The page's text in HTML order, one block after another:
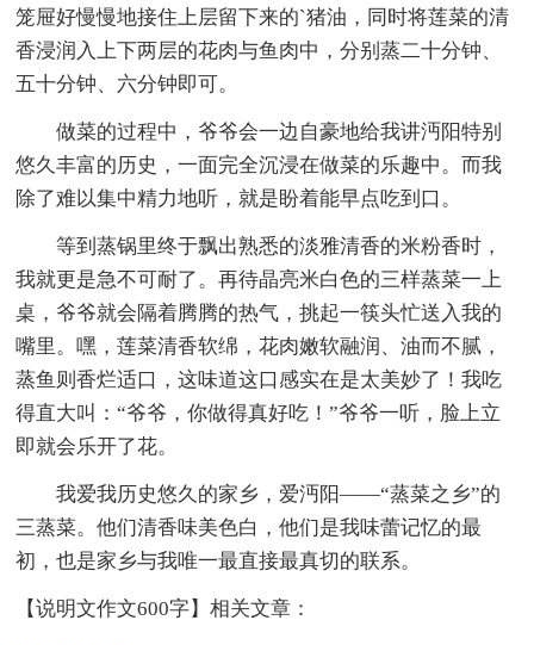
笼屉好慢慢地接住上层留下来的`猪油，同时将莲菜的清
香浸润入上下两层的花肉与鱼肉中，分别蒸二十分钟、
五十分钟、六分钟即可。
做菜的过程中，爷爷会一边自豪地给我讲沔阳特别
悠久丰富的历史，一面完全沉浸在做菜的乐趣中。而我
除了难以集中精力地听，就是盼着能早点吃到口。
等到蒸锅里终于飘出熟悉的淡雅清香的米粉香时，
我就更是急不可耐了。再待晶亮米白色的三样蒸菜一上
桌，爷爷就会隔着腾腾的热气，挑起一筷头忙送入我的
嘴里。嘿，莲菜清香软绵，花肉嫩软融润、油而不腻，
蒸鱼则香烂适口，这味道这口感实在是太美妙了！我吃
得直大叫：“爷爷，你做得真好吃！”爷爷一听，脸上立
即就会乐开了花。
我爱我历史悠久的家乡，爱沔阳——“蒸菜之乡”的
三蒸菜。他们清香味美色白，他们是我味蕾记忆的最
初，也是家乡与我唯一最直接最真切的联系。
【说明文作文600字】相关文章：